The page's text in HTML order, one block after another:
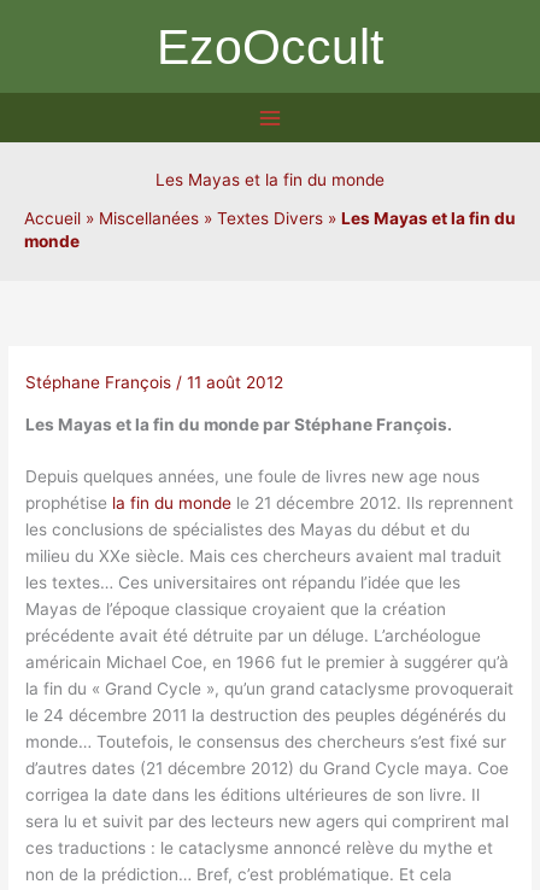
EzoOccult
Les Mayas et la fin du monde
Accueil » Miscellanées » Textes Divers » Les Mayas et la fin du
monde
Stéphane François /11 août 2012
Les Mayas et la fin du monde par Stéphane François.
Depuis quelques années, une foule de livres new age nous
prophétise la fin du monde le 21 décembre 2012. Ils reprennent
les conclusions de spécialistes des Mayas du début et du
milieu du XXe siècle. Mais ces chercheurs avaient mal traduit
les textes… Ces universitaires ont répandu l’idée que les
Mayas de l’époque classique croyaient que la création
précédente avait été détruite par un déluge. L’archéologue
américain Michael Coe, en 1966 fut le premier à suggérer qu’à
la fin du « Grand Cycle », qu’un grand cataclysme provoquerait
le 24 décembre 2011 la destruction des peuples dégénérés du
monde… Toutefois, le consensus des chercheurs s’est fixé sur
d’autres dates (21 décembre 2012) du Grand Cycle maya. Coe
corrigea la date dans les éditions ultérieures de son livre. Il
sera lu et suivit par des lecteurs new agers qui comprirent mal
ces traductions : le cataclysme annoncé relève du mythe et
non de la prédiction… Bref, c’est problématique. Et cela